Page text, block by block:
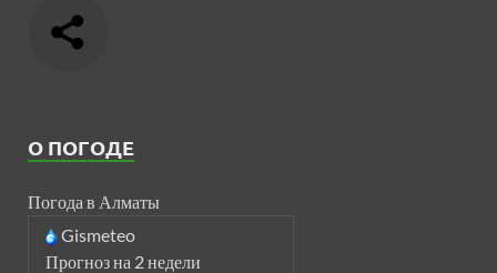
О ПОГОДЕ
Погода в Алматы
Gismeteo
Прогноз на 2 недели